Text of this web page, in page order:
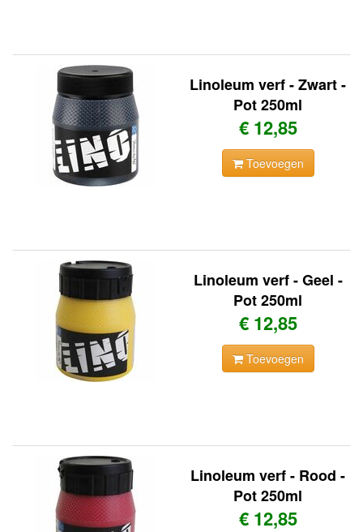
Linoleum verf - Zwart -
Pot 250ml
€ 12,85
Toevoegen
Linoleum verf - Geel -
Pot 250ml
€ 12,85
Toevoegen
Linoleum verf - Rood -
Pot 250ml
€ 12,85